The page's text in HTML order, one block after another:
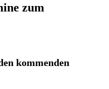
zum
kommenden